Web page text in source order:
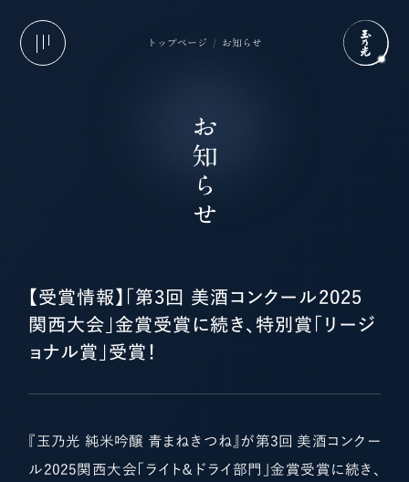
トップページ お知らせ
お知らせ
【受賞情報】「第3回 美酒コンクール2025
関西大会」金賞受賞に続き、特別賞「リージ
ョナル賞」受賞！
『玉乃光 純米吟醸 青まねきつね』が第3回 美酒コンクー
ル2025関西大会「ライト＆ドライ部門」金賞受賞に続き、